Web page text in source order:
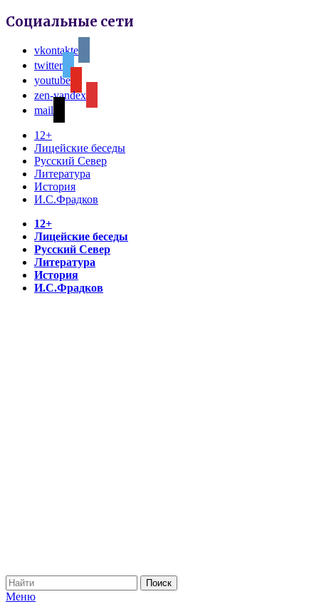
Социальные сети
vkontakte
twitter
youtube
zen-yandex
mail
12+
Лицейские беседы
Русский Север
Литература
История
И.С.Фрадков
12+
Лицейские беседы
Русский Север
Литература
История
И.С.Фрадков
Меню